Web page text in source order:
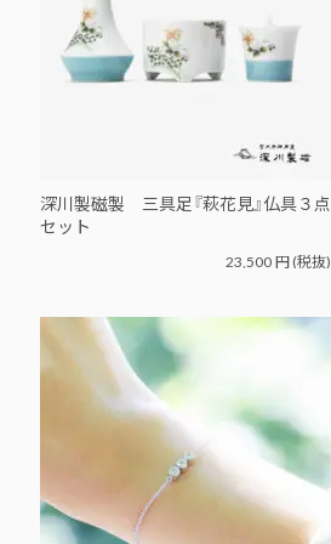
深川製磁製 三具足『萩花見』仏具３点
セット
23,500円(税抜)